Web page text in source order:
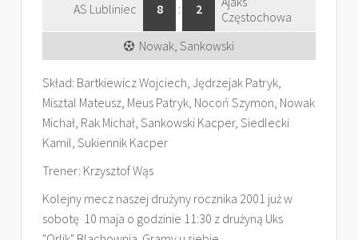
AS Lubliniec 8 : 2
Częstochowa
Nowak, Sankowski
Skład: Bartkiewicz Wojciech, Jędrzejak Patryk,
Misztal Mateusz, Meus Patryk, Nocoń Szymon, Nowak
Michał, Rak Michał, Sankowski Kacper, Siedlecki
Kamil, Sukiennik Kacper
Trener: Krzysztof Wąs
Kolejny mecz naszej drużyny rocznika 2001 już w
sobotę 10 maja o godzinie 11:30 z drużyną Uks